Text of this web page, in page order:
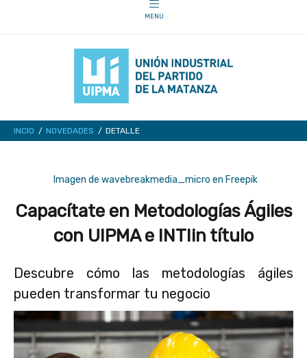
INCIO NOVEDADES DETALLE
Imagen de wavebreakmedia_micro en Freepik
Capacítate en Metodologías Ágiles
con UIPMA e INTIin título
Descubre cómo las metodologías ágiles
pueden transformar tu negocio